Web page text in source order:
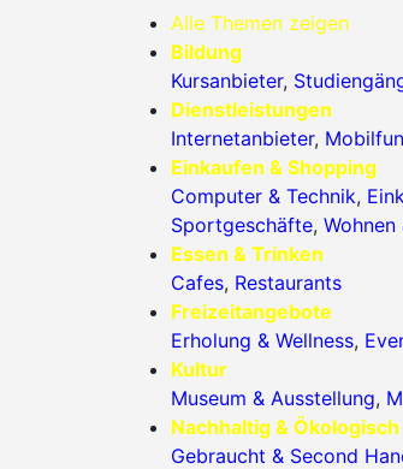
Alle Themen zeigen
Bildung
Kursanbieter,
Dienstleistungen
Internetanbieter,
Einkaufen & Shopping
Computer & Technik,
Sportgeschäfte, Wohnen
Essen & Trinken
Cafes, Restaurants
Freizeitangebote
Erholung & Wellness,
Kultur
Museum & Ausstellung,
Nachhaltig & Ökologisch
Gebraucht & Second